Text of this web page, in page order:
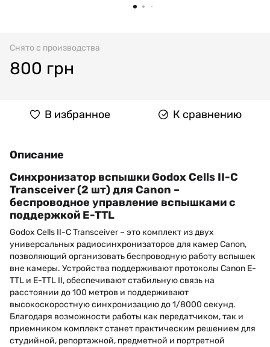
Снято с производства
800 грн
В избранное К сравнению
Описание
Синхронизатор вспышки Godox Cells II-C
Transceiver (2 шт) для Canon –
беспроводное управление вспышками с
поддержкой E-TTL
Godox Cells II-C Transceiver – это комплект из двух
универсальных радиосинхронизаторов для камер Canon,
позволяющий организовать беспроводную работу вспышек
вне камеры. Устройства поддерживают протоколы Canon E-
TTL и E-TTL II, обеспечивают стабильную связь на
расстоянии до 100 метров и поддерживают
высокоскоростную синхронизацию до 1/8000 секунд.
Благодаря возможности работы как передатчиком, так и
приемником комплект станет практическим решением для
студийной, репортажной, предметной и портретной